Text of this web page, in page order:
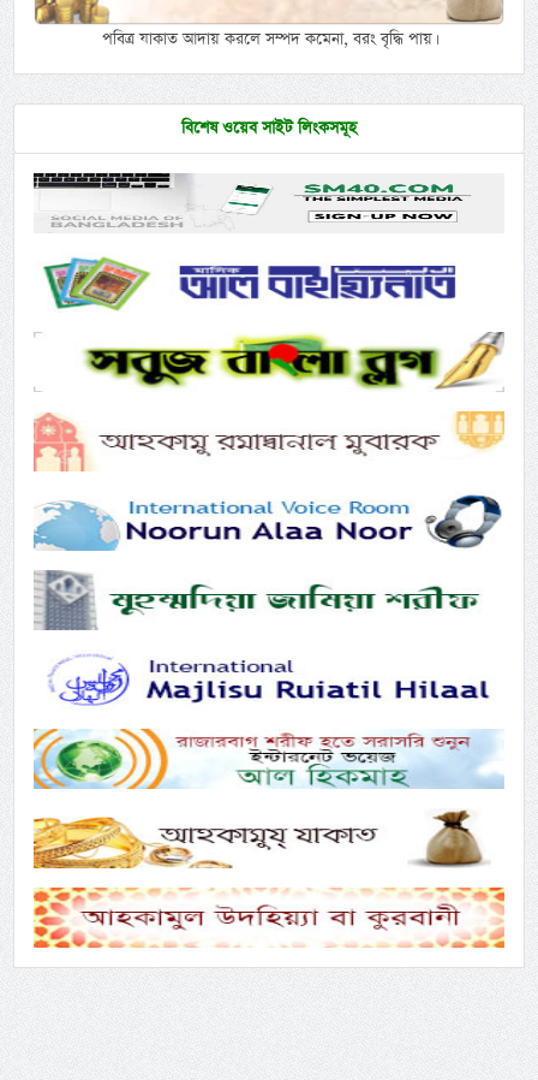
পবিত্র যাকাত আদায় করলে সম্পদ কমেনা, বরং বৃদ্ধি পায়।
বিশেষ ওয়েব সাইট লিংকসমূহ